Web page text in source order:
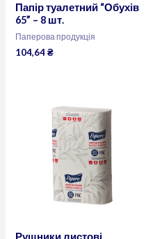
Папір туалетний “Обухів
65” – 8 шт.
Паперова продукція
104,64₴
Рушники листові